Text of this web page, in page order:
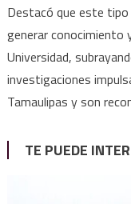
Destacó que este
generar conocimiento
Universidad,
investigaciones
Tamaulipas y son
TE PUEDE